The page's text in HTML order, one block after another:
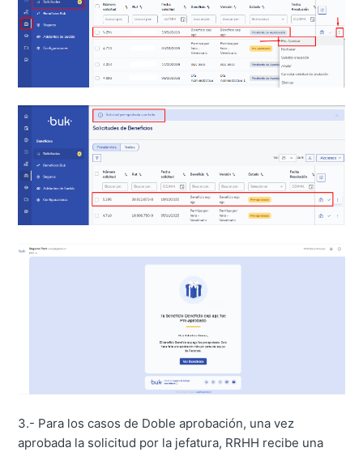
3.- Para los casos de Doble aprobación, una vez
aprobada la solicitud por la jefatura, RRHH recibe una